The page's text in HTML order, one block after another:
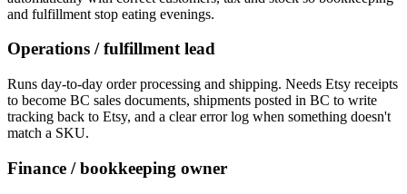
and fulfillment stop eating evenings.
Operations / fulfillment lead
Runs day-to-day order processing and shipping. Needs Etsy receipts
to become BC sales documents, shipments posted in BC to write
tracking back to Etsy, and a clear error log when something doesn't
match a SKU.
Finance / bookkeeping owner